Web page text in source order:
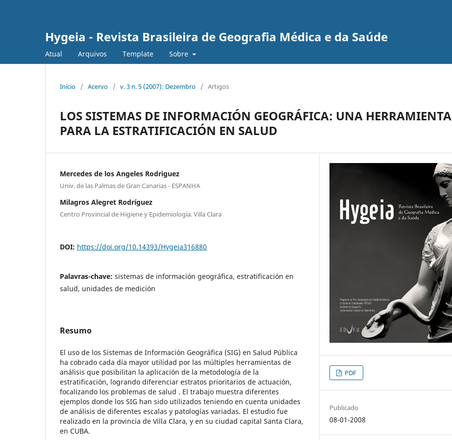
Hygeia - Revista Brasileira de Geografia Médica e da Saúde
Atual Arquivos Template Sobre
Início / Acervo / v. 3 n. 5 (2007): Dezembro / Artigos
LOS SISTEMAS DE INFORMACIÓN GEOGRÁFICA: UNA HERRAMIENTA
PARA LA ESTRATIFICACIÓN EN SALUD
Mercedes de los Angeles Rodriguez
Univ. de las Palmas de Gran Canarias - ESPANHA
Milagros Alegret Rodríguez
Centro Provincial de Higiene y Epidemiología. Villa Clara
DOI: https://doi.org/10.14393/Hygeia316880
Palavras-chave: sistemas de información geográfica, estratificación en
salud, unidades de medición
Resumo
El uso de los Sistemas de Información Geográfica (SIG) en Salud Pública
ha cobrado cada día mayor utilidad por las múltiples herramientas de
análisis que posibilitan la aplicación de la metodología de la
estratificación, logrando diferenciar estratos prioritarios de actuación,
focalizando los problemas de salud . El trabajo muestra diferentes
ejemplos donde los SIG han sido utilizados teniendo en cuenta unidades
de análisis de diferentes escalas y patologías variadas. El estudio fue
realizado en la provincia de Villa Clara, y en su ciudad capital Santa Clara,
en CUBA.
PDF
Publicado
08-01-2008